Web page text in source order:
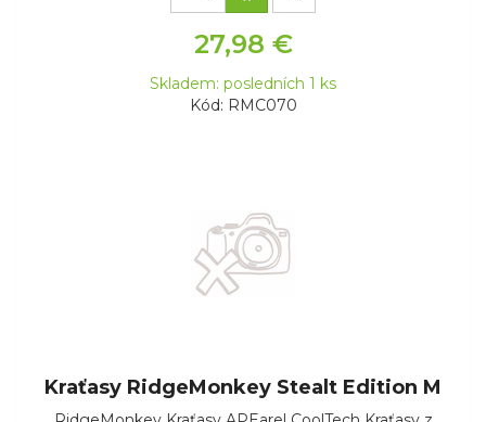
27,98 €
Skladem: posledních 1 ks
Kód: RMC070
Kraťasy RidgeMonkey Stealt Edition M